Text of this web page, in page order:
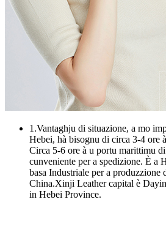
1.Vantaghju di situazione, a mo
Hebei, hà bisognu di circa 3-4 ore
Circa 5-6 ore à u portu marittimu
cunveniente per a spedizione. È a
basa Industriale per a produzzione
China.Xinji Leather capital è
in Hebei Province.